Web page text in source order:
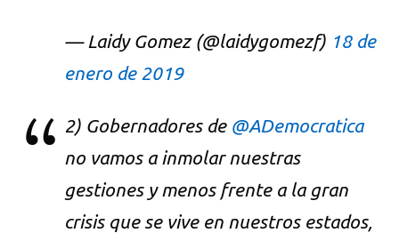
— Laidy Gomez (@laidygomezf) 18 de
enero de 2019
2) Gobernadores de @ADemocratica
no vamos a inmolar nuestras
gestiones y menos frente a la gran
crisis que se vive en nuestros estados,